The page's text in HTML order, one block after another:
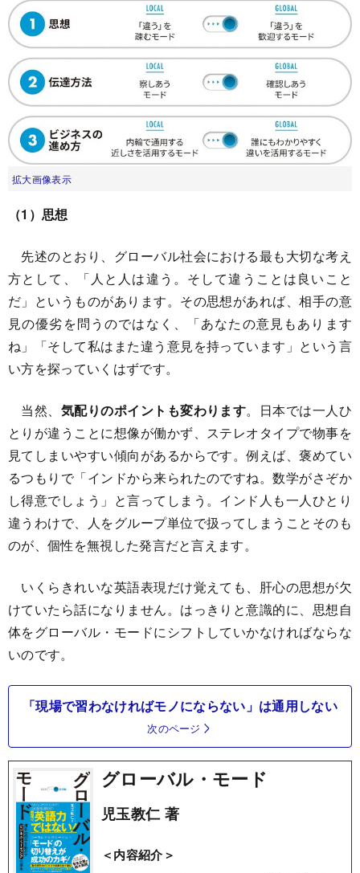
拡大画像表示
（1）思想
先述のとおり、グローバル社会における最も大切な考え
方として、「人と人は違う。そして違うことは良いこと
だ」というものがあります。その思想があれば、相手の意
見の優劣を問うのではなく、「あなたの意見もあります
ね」「そして私はまた違う意見を持っています」という言
い方を探っていくはずです。
当然、 気配りのポイントも変わります。日本では一人ひ
とりが違うことに想像が働かず、ステレオタイプで物事を
見てしまいやすい傾向があるからです。例えば、褒めてい
るつもりで「インドから来られたのですね。数学がさぞか
し得意でしょう」と言ってしまう。インド人も一人ひとり
違うわけで、人をグループ単位で扱ってしまうことそのも
のが、個性を無視した発言だと言えます。
いくらきれいな英語表現だけ覚えても、肝心の思想が欠
けていたら話になりません。はっきりと意識的に、思想自
体をグローバル・モードにシフトしていかなければならな
いのです。
「現場で習わなければモノにならない」は通用しない
次のページ
グローバル・モード
児玉教仁 著
＜内容紹介＞